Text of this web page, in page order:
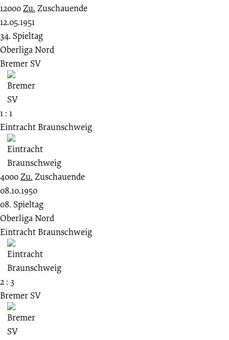
12000Zu. Zuschauende
12.05.1951
34. Spieltag
Oberliga Nord
Bremer SV
1 : 1
Eintracht Braunschweig
4000Zu. Zuschauende
08.10.1950
08. Spieltag
Oberliga Nord
Eintracht Braunschweig
2 : 3
Bremer SV